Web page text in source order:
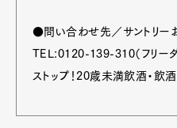
●問い合わせ先／サントリー
TEL:0120-139-310（フリーダ
ストップ！20歳未満飲酒・飲